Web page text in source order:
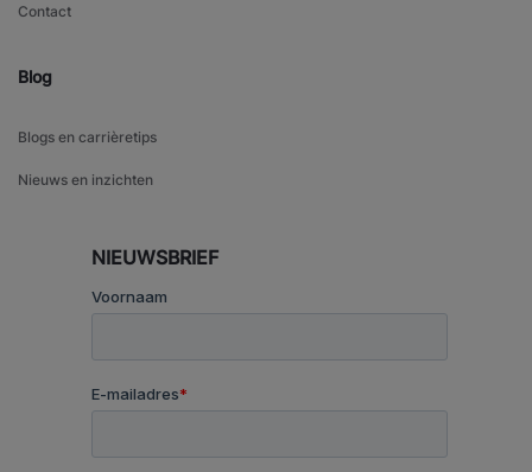
Contact
Blog
Blogs en carrièretips
Nieuws en inzichten
NIEUWSBRIEF